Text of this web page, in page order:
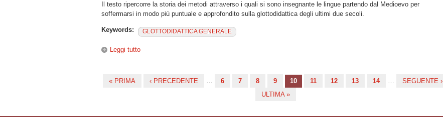
Il testo ripercorre la storia dei metodi attraverso i quali si sono insegnante le lingue partendo dal Medioevo per
soffermarsi in modo più puntuale e approfondito sulla glottodidattica degli ultimi due secoli.
Keywords: GLOTTODIDATTICA GENERALE
Leggi tutto
« PRIMA ‹ PRECEDENTE 6 7 8 9 10 11 12 13 14
SEGUENTE ›
ULTIMA »